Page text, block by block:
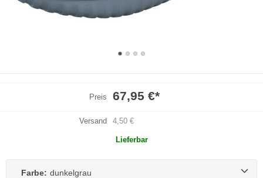
Preis 67,95 €*
Versand 4,50 €
Lieferbar
Farbe: dunkelgrau